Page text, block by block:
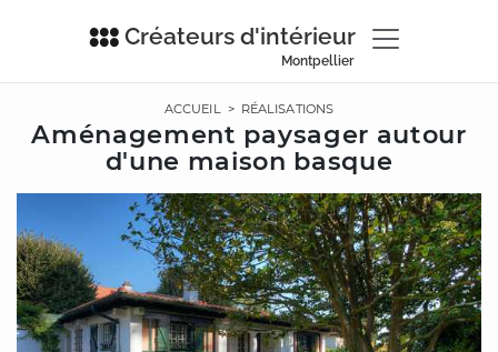
Créateurs d'intérieur
Montpellier
ACCUEIL> RÉALISATIONS
Aménagement paysager autour
d'une maison basque